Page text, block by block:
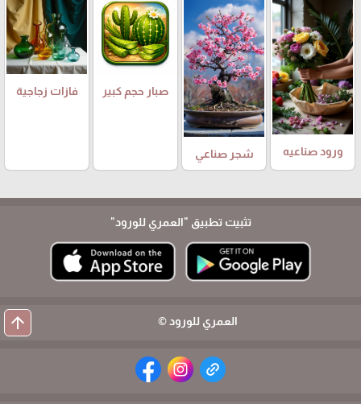
ورود صناعيه شجر صناعي
صبار حجم كبير فازات زجاجية
تثبيت تطبيق "العمري للورود"
العمري للورود © arrow_upward